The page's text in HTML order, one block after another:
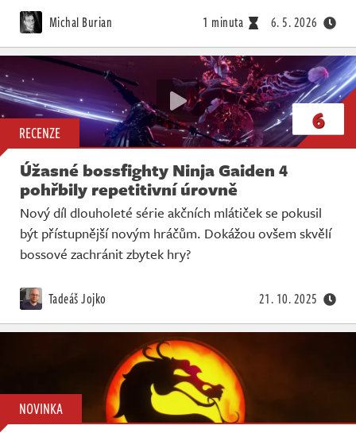
Michal Burian 1 minuta 6. 5. 2026
RECENZE 6
Úžasné bossfighty Ninja Gaiden 4
pohřbily repetitivní úrovně
Nový díl dlouholeté série akčních mlátiček se pokusil
být přístupnější novým hráčům. Dokážou ovšem skvělí
bossové zachránit zbytek hry?
Tadeáš Jojko 21. 10. 2025
NOVINKA